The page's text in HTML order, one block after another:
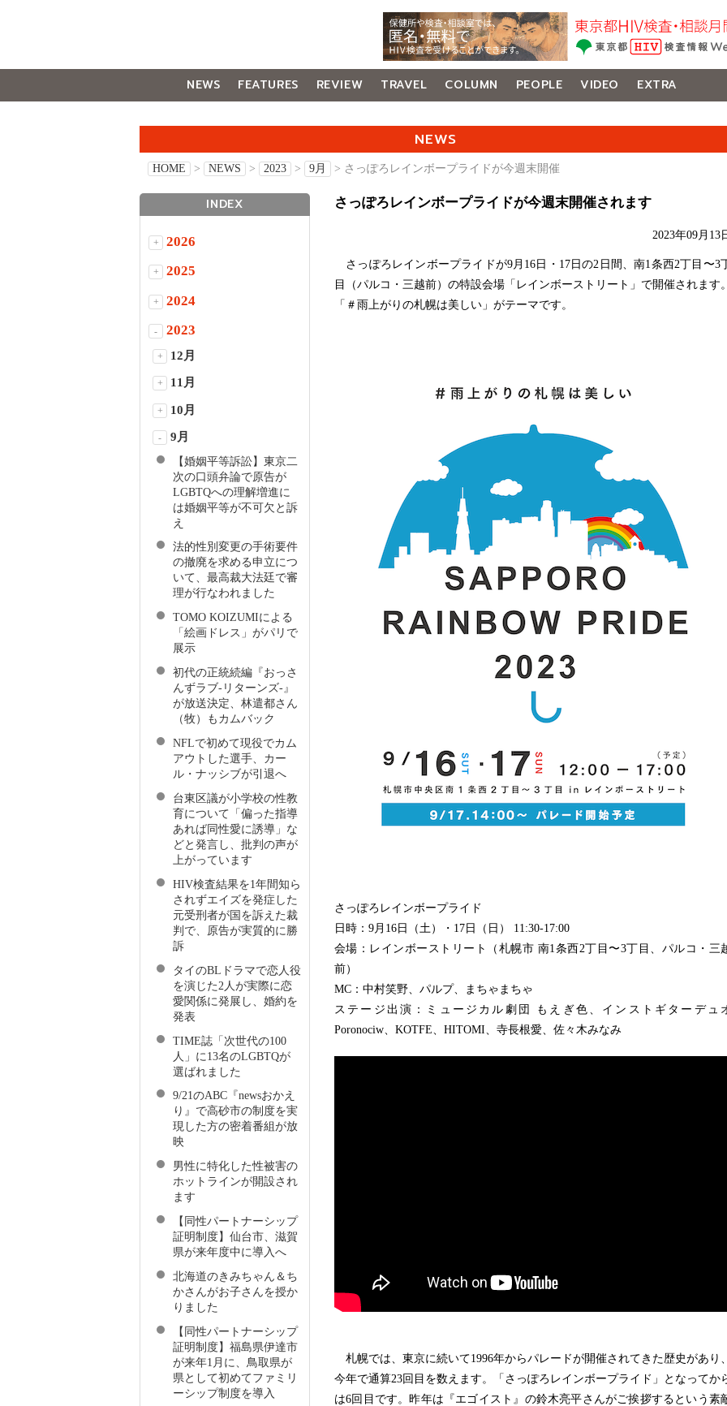
NEWS FEATURES REVIEW TRAVEL COLUMN PEOPLE VIDEO
EXTRA
NEWS
HOME > NEWS > 2023 > 9月 > さっぽろレインボープライドが今週末開催
さっぽろレインボープライドが今週末開催されます
2023年09月13
さっぽろレインボープライドが9月16日・17日の2日間、南1条西2丁目〜3
目（パルコ・三越前）の特設会場「レインボーストリート」で開催されます。
「＃雨上がりの札幌は美しい」がテーマです。
さっぽろレインボープライド
日時：9月16日（土）・17日（日） 11:30-17:00
会場：レインボーストリート（札幌市 南1条西2丁目〜3丁目、パルコ・三
前）
MC：中村笑野、パルプ、まちゃまちゃ
ステージ出演：ミュージカル劇団 もえぎ色、インストギターデュ
Poronociw、KOTFE、HITOMI、寺長根愛、佐々木みなみ
札幌では、東京に続いて1996年からパレードが開催されてきた歴史があり、
今年で通算23回目を数えます。「さっぽろレインボープライド」となってか
は6回目です。昨年は『エゴイスト』の鈴木亮平さんがご挨拶するという素
INDEX
+ 2026
+ 2025
+ 2024
- 2023
+ 12月
+ 11月
+ 10月
- 9月
【婚姻平等訴訟】東京二
次の口頭弁論で原告が
LGBTQへの理解増進に
は婚姻平等が不可欠と訴
え
法的性別変更の手術要件
の撤廃を求める申立につ
いて、最高裁大法廷で審
理が行なわれました
TOMO KOIZUMIによる
「絵画ドレス」がパリで
展示
初代の正統続編『おっさ
んずラブ-リターンズ-』
が放送決定、林遣都さん
（牧）もカムバック
NFLで初めて現役でカム
アウトした選手、カー
ル・ナッシブが引退へ
台東区議が小学校の性教
育について「偏った指導
あれば同性愛に誘導」な
どと発言し、批判の声が
上がっています
HIV検査結果を1年間知ら
されずエイズを発症した
元受刑者が国を訴えた裁
判で、原告が実質的に勝
訴
タイのBLドラマで恋人役
を演じた2人が実際に恋
愛関係に発展し、婚約を
発表
TIME誌「次世代の100
人」に13名のLGBTQが
選ばれました
9/21のABC『newsおかえ
り』で高砂市の制度を実
現した方の密着番組が放
映
男性に特化した性被害の
ホットラインが開設され
ます
【同性パートナーシップ
証明制度】仙台市、滋賀
県が来年度中に導入へ
北海道のきみちゃん＆ち
かさんがお子さんを授か
りました
【同性パートナーシップ
証明制度】福島県伊達市
が来年1月に、鳥取県が
県として初めてファミリ
ーシップ制度を導入